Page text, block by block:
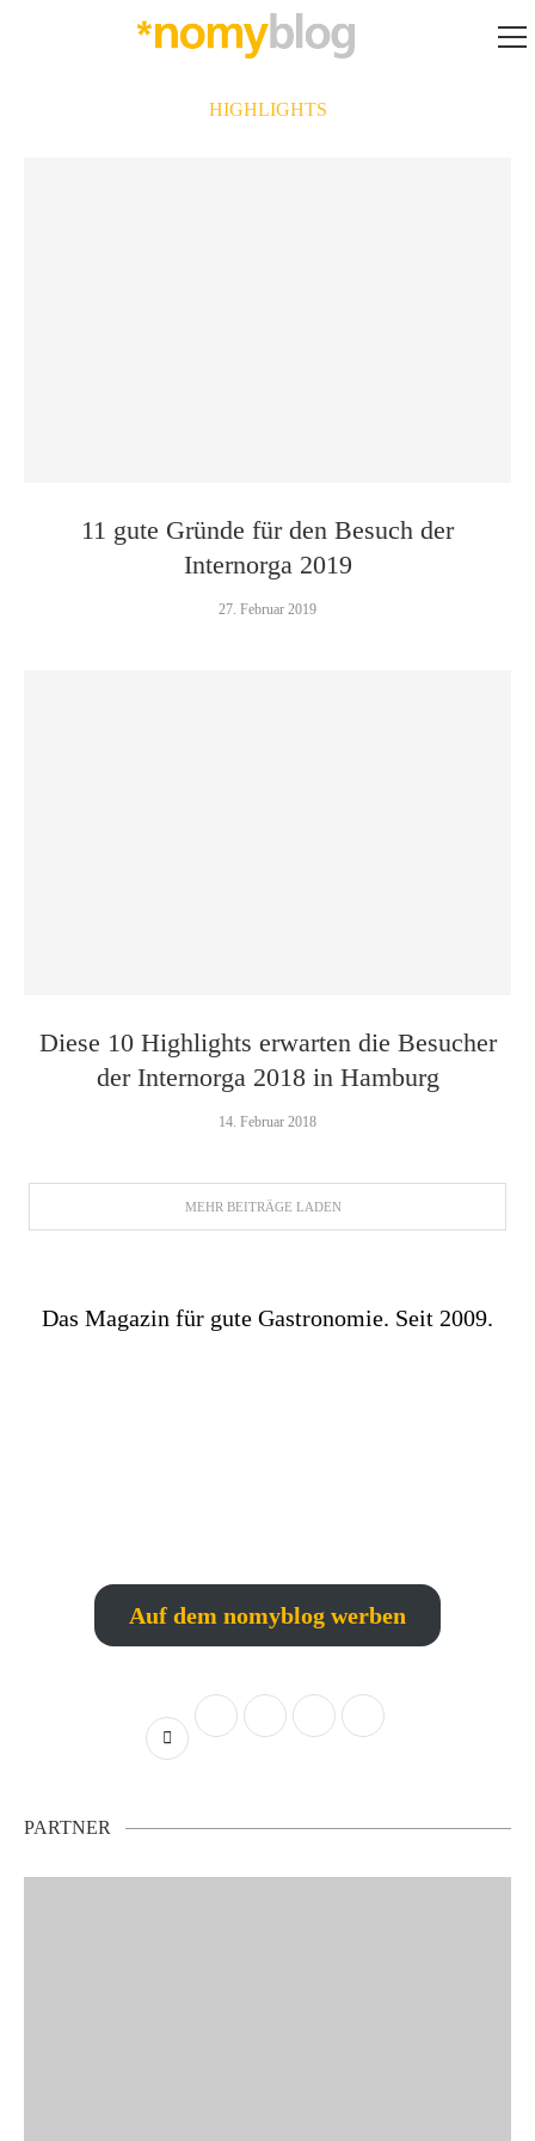
HIGHLIGHTS
11 gute Gründe für den Besuch der
Internorga 2019
27. Februar 2019
Diese 10 Highlights erwarten die Besucher
der Internorga 2018 in Hamburg
14. Februar 2018
MEHR BEITRÄGE LADEN
Das Magazin für gute Gastronomie. Seit 2009.
Auf dem nomyblog werben
PARTNER